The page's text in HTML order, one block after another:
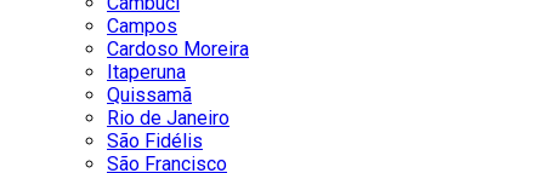
Campos
Cardoso Moreira
Itaperuna
Quissamã
Rio de Janeiro
São Fidélis
São Francisco